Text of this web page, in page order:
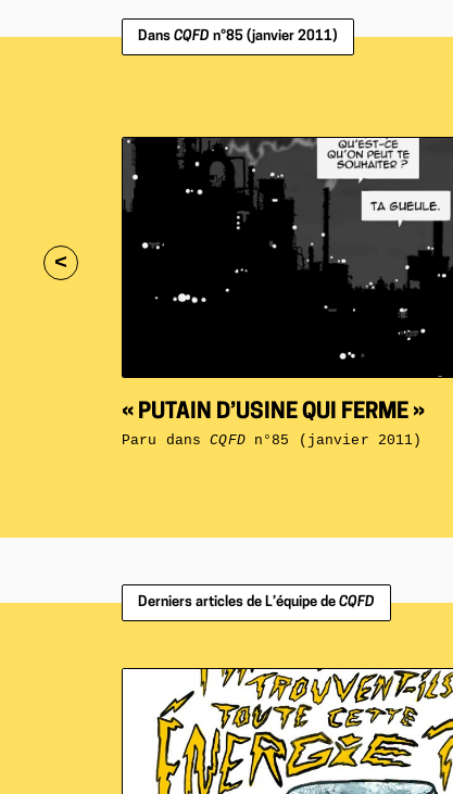
<
Dans CQFD n°85 (janvier 2011)
« PUTAIN D’USINE QUI FERME »
Paru dansCQFDn°85 (janvier 2011)
Derniers articles de L’équipe de CQFD